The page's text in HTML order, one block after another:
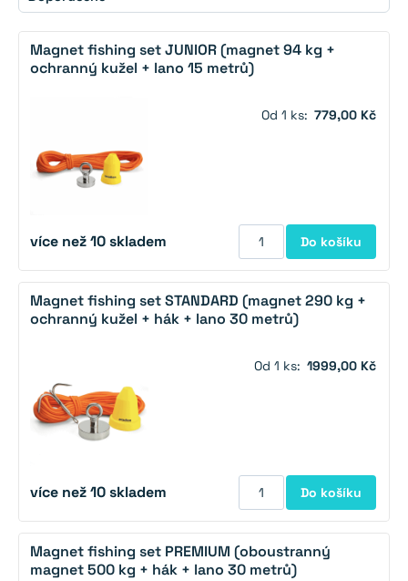
Magnet fishing set JUNIOR (magnet 94 kg +
ochranný kužel + lano 15 metrů)
Od 1 ks: 779,00 Kč
více než 10 skladem Do košíku
Magnet fishing set STANDARD (magnet 290 kg +
ochranný kužel + hák + lano 30 metrů)
Od 1 ks: 1999,00 Kč
více než 10 skladem Do košíku
Magnet fishing set PREMIUM (oboustranný
magnet 500 kg + hák + lano 30 metrů)